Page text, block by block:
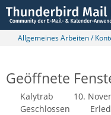
Allgemeines Arbeiten /
Geöffnete
Kalytrab
10.
Geschlossen